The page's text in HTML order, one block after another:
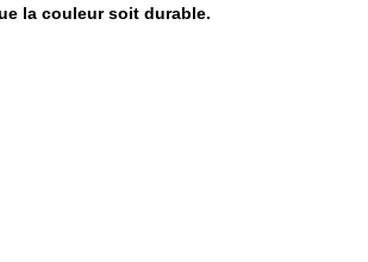
la couleur soit durable.